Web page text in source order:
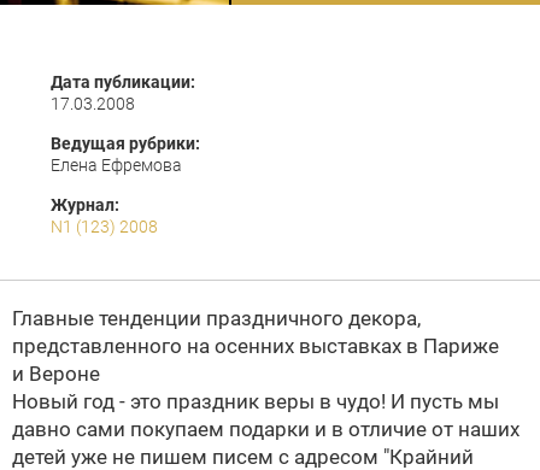
Дата публикации:
17.03.2008
Ведущая рубрики:
Елена Ефремова
Журнал:
N1 (123) 2008
Главные тенденции праздничного декора,
представленного на осенних выставках в Париже
и Вероне
Новый год - это праздник веры в чудо! И пусть мы
давно сами покупаем подарки и в отличие от наших
детей уже не пишем писем с адресом "Крайний